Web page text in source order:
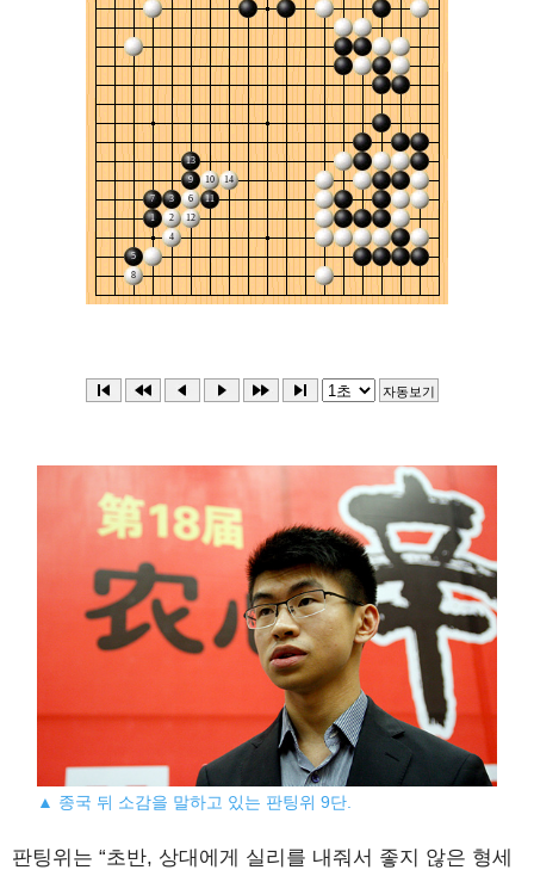
▲ 종국 뒤 소감을 말하고 있는 판팅위 9단.
판팅위는 “초반, 상대에게 실리를 내줘서 좋지 않은 형세